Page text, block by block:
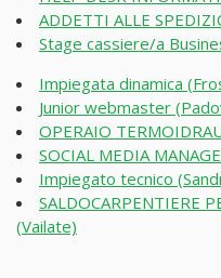
ADDETTI ALLE
Stage cassiere/a
Impiegata dinamica
Junior webmaster
OPERAIO
SOCIAL MEDIA
Impiegato tecnico
SALDOCARPENTIERE
(Vailate)